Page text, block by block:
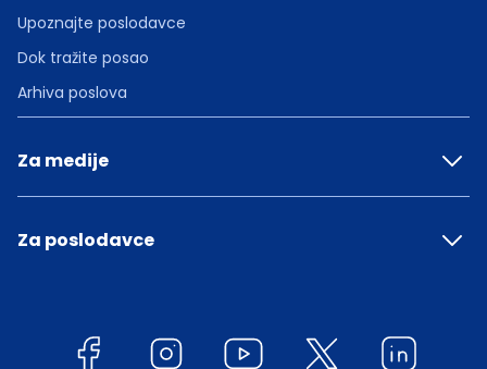
Upoznajte poslodavce
Dok tražite posao
Arhiva poslova
Za medije
Za poslodavce